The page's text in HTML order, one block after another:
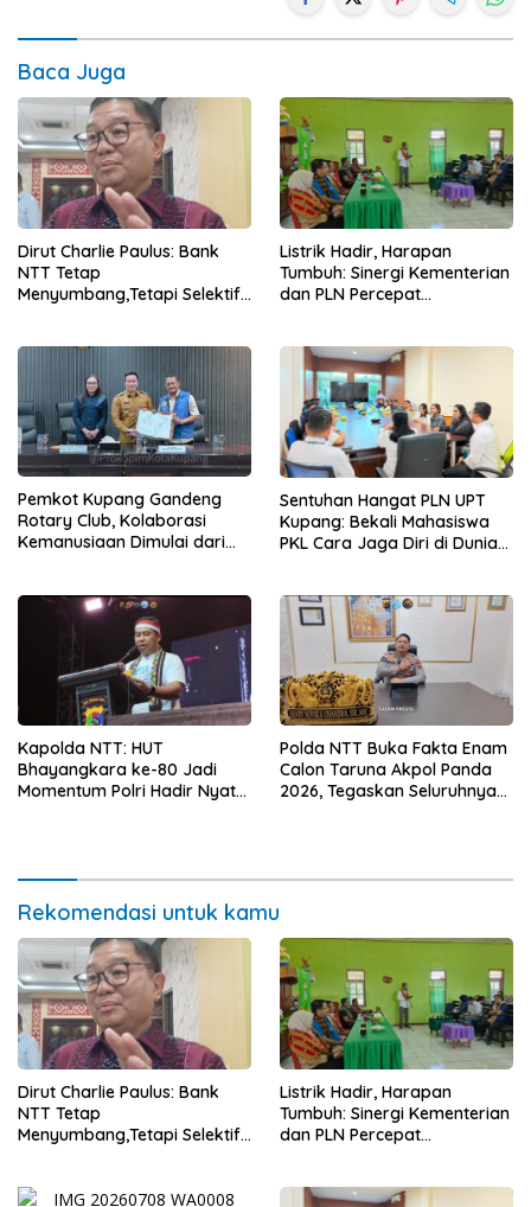
Baca Juga
Dirut Charlie Paulus: Bank
NTT Tetap
Menyumbang,Tetapi Selektif
Listrik Hadir, Harapan
Tumbuh: Sinergi Kementerian
dan PLN Percepat
Pemkot Kupang Gandeng
Rotary Club, Kolaborasi
Kemanusiaan Dimulai dari
Sentuhan Hangat PLN UPT
Kupang: Bekali Mahasiswa
PKL Cara Jaga Diri di Dunia
Kapolda NTT: HUT
Bhayangkara ke-80 Jadi
Momentum Polri Hadir Nyata
Polda NTT Buka Fakta Enam
Calon Taruna Akpol Panda
2026, Tegaskan Seluruhnya
Rekomendasi untuk kamu
Dirut Charlie Paulus: Bank
NTT Tetap
Menyumbang,Tetapi Selektif
Listrik Hadir, Harapan
Tumbuh: Sinergi Kementerian
dan PLN Percepat